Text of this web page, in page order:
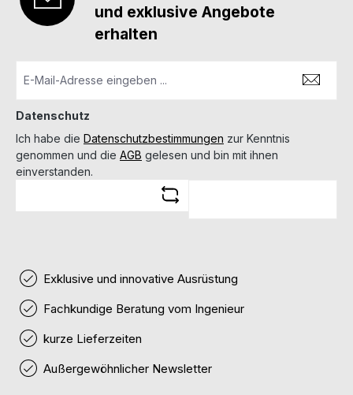
und exklusive Angebote
erhalten
Datenschutz
Ich habe die Datenschutzbestimmungen zur Kenntnis
genommen und die AGB gelesen und bin mit ihnen
einverstanden.
Exklusive und innovative Ausrüstung
Fachkundige Beratung vom Ingenieur
kurze Lieferzeiten
Außergewöhnlicher Newsletter